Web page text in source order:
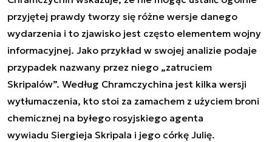
przyjętej prawdy tworzy się różne wersje danego
wydarzenia i to zjawisko jest często elementem wojny
informacyjnej. Jako przykład w swojej analizie podaje
przypadek nazwany przez niego „zatruciem
Skripalów”. Według Chramczychina jest kilka wersji
wytłumaczenia, kto stoi za zamachem z użyciem broni
chemicznej na byłego rosyjskiego agenta
wywiadu Siergieja Skripala i jego córkę Julię.